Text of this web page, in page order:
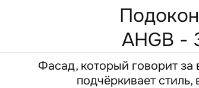
AHGB -
Фасад, который говорит за
подчёркивает стиль,